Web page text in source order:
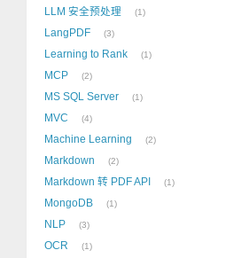
LLM 安全预处理 1
LangPDF 3
Learning to Rank 1
MCP 2
MS SQL Server 1
MVC 4
Machine Learning 2
Markdown 2
Markdown 转 PDF API 1
MongoDB 1
NLP 3
OCR 1